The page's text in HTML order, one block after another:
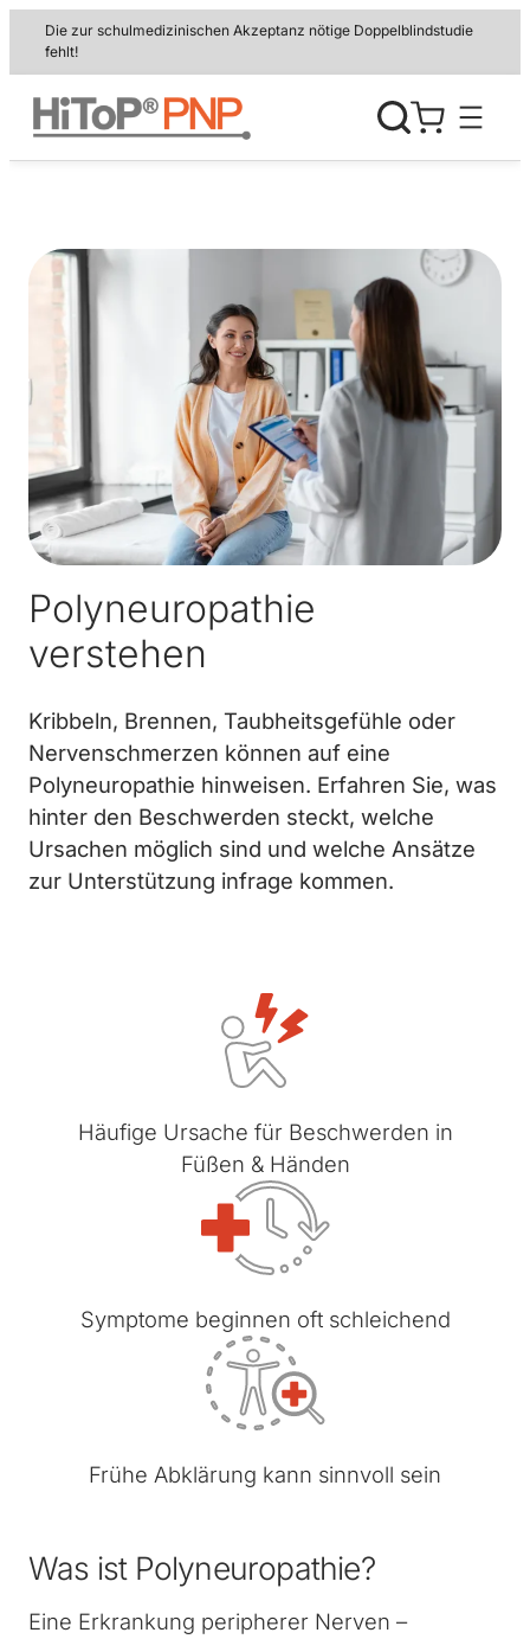
Zum
Inhalt
Die zur schulmedizinischen Akzeptanz nötige Doppelblindstudie
fehlt!
Polyneuropathie
verstehen
Kribbeln, Brennen, Taubheitsgefühle oder
Nervenschmerzen können auf eine
Polyneuropathie hinweisen. Erfahren Sie, was
hinter den Beschwerden steckt, welche
Ursachen möglich sind und welche Ansätze
zur Unterstützung infrage kommen.
Häufige Ursache für Beschwerden in
Füßen & Händen
Symptome beginnen oft schleichend
Frühe Abklärung kann sinnvoll sein
Was ist Polyneuropathie?
Eine Erkrankung peripherer Nerven –